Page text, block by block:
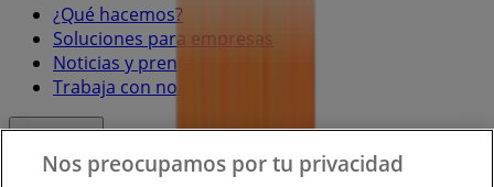
¿Qué hacemos?
Soluciones para empresas
Noticias y prensa
Trabaja con nosotros
Nos preocupamos por tu privacidad